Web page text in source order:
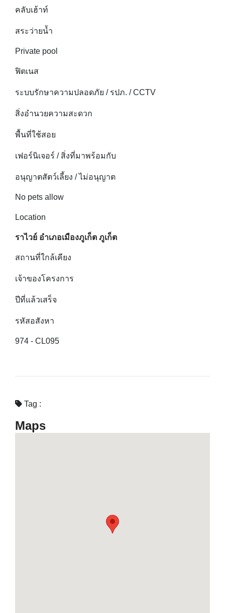
คลับเฮ้าท์
สระว่ายน้ำ
Private pool
ฟิตเนส
ระบบรักษาความปลอดภัย / รปภ. / CCTV
สิ่งอำนวยความสะดวก
พื้นที่ใช้สอย
เฟอร์นิเจอร์ / สิ่งที่มาพร้อมกับ
อนุญาตสัตว์เลี้ยง / ไม่อนุญาต
No pets allow
Location
ราไวย์ อำเภอเมืองภูเก็ต ภูเก็ต
สถานที่ใกล้เคียง
เจ้าของโครงการ
ปีที่แล้วเสร็จ
รหัสอสังหา
974 - CL095
Tag :
Maps